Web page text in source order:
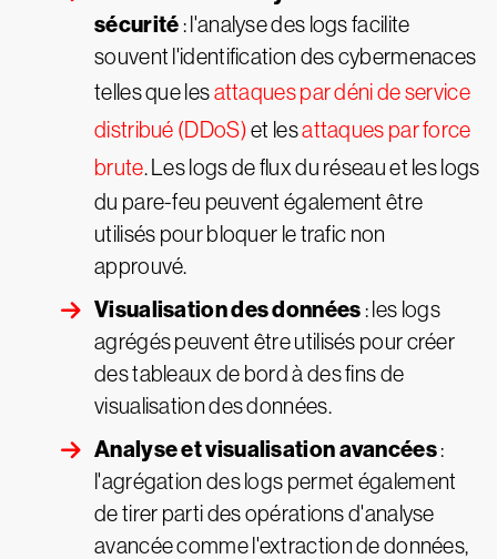
sécurité : l'analyse des logs facilite
souvent l'identification des cybermenaces
telles que lesattaques par déni de service
distribué (DDoS)et lesattaques par force
brute. Les logs de flux du réseau et les logs
du pare-feu peuvent également être
utilisés pour bloquer le trafic non
approuvé.
Visualisation des données : les logs
agrégés peuvent être utilisés pour créer
des tableaux de bord à des fins de
visualisation des données.
Analyse et visualisation avancées:
l'agrégation des logs permet également
de tirer parti des opérations d'analyse
avancée comme l'extraction de données,